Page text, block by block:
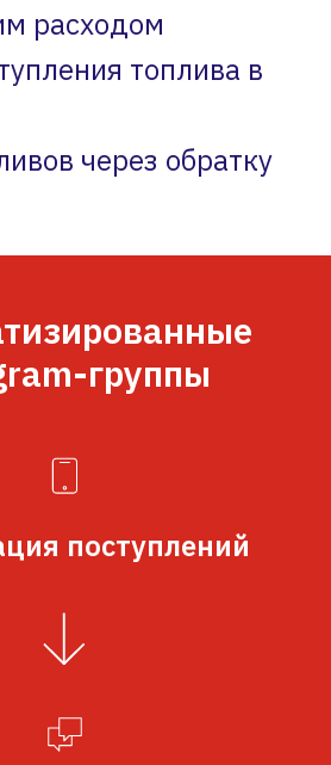
расходом
топлива в
через обратку
группы
поступлений